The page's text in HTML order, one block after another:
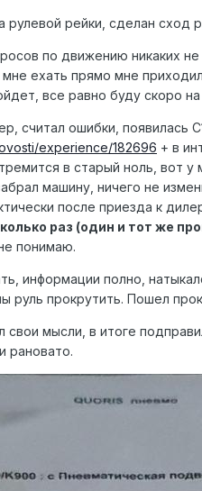
рейки, сделан сход
по движению никаких
ехать прямо мне
все равно буду скоро
считал ошибки, появилась
experience/182696 + в
в старый ноль, вот
машину, ничего не
после приезда к
раз (один и тот же
понимаю.
информации полно,
прокрутить. Пошел
свои мысли, в итоге
рановато.